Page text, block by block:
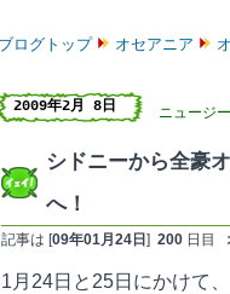
ブログトップ オセアニア
2009年2月 8日 ニュージ
シドニーから全豪
へ！
記事は [09年01月24日] 200 日目
1月24日と25日にかけて